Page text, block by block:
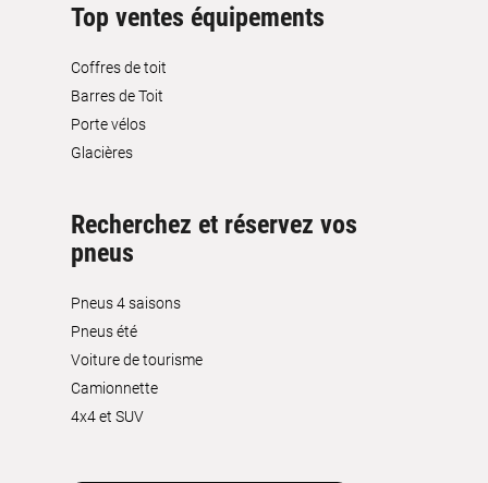
Top ventes équipements
Coffres de toit
Barres de Toit
Porte vélos
Glacières
Recherchez et réservez vos
pneus
Pneus 4 saisons
Pneus été
Voiture de tourisme
Camionnette
4x4 et SUV